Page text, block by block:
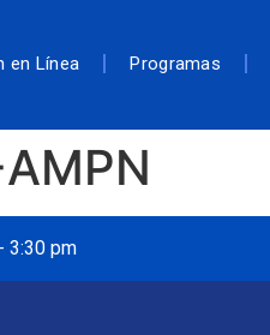
en Línea Programas
3:30 pm